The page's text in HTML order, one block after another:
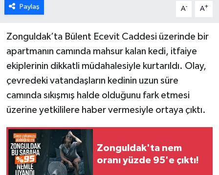
Paylaş A- A+
Zonguldak’ta Bülent Ecevit Caddesi üzerinde bir
apartmanın camında mahsur kalan kedi, itfaiye
ekiplerinin dikkatli müdahalesiyle kurtarıldı. Olay,
çevredeki vatandaşların kedinin uzun süre
camında sıkışmış halde olduğunu fark etmesi
üzerine yetkililere haber vermesiyle ortaya çıktı.
Zonguldak'ta nem
oranı yüzde 95'e çıktı!